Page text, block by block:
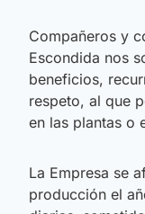
Compañeros y
Escondida nos
beneficios,
respeto, al que
en las plantas o
La Empresa se
producción el